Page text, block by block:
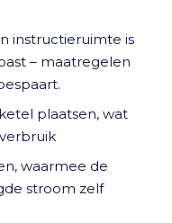
instructieruimte is
– maatregelen
plaatsen, wat
waarmee de
stroom zelf